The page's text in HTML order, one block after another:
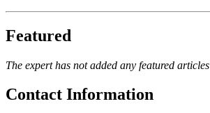
Featured
The expert has not added any featured articles
Contact Information